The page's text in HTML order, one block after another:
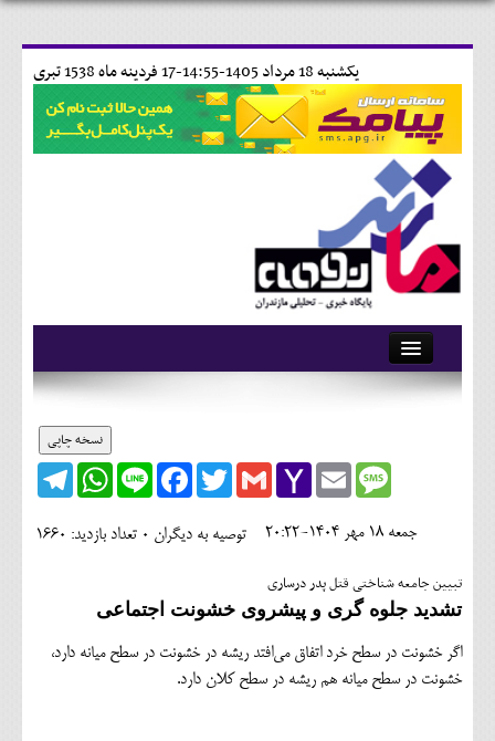
17 فردينه ماه 1538 تبری يکشنبه 18 مرداد 1405-14:55-
آرشیو
وبلاگ
کلینیک
حقوقی
محیط زیست و گردشگری
نسخه چاپی
Telegram
WhatsApp Line
FacebookTwitterGmailYahoo
Mail
EmailMessage
تعداد بازدید: 1660 توصیه به دیگران 0 جمعه 18 مهر 1404-20:22
تبیین جامعه شناختی قتل پدر درساری
تشدید جلوه‌ گری و پیشروی خشونت اجتماعی
اگر خشونت در سطح خرد اتفاق می‌افتد ریشه در خشونت در سطح میانه دارد،
خشونت در سطح میانه هم ریشه در سطح کلان دارد.